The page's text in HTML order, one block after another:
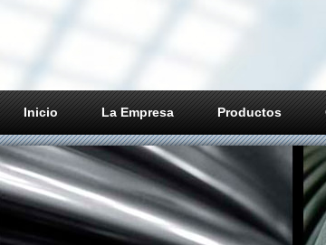
Inicio La Empresa Productos